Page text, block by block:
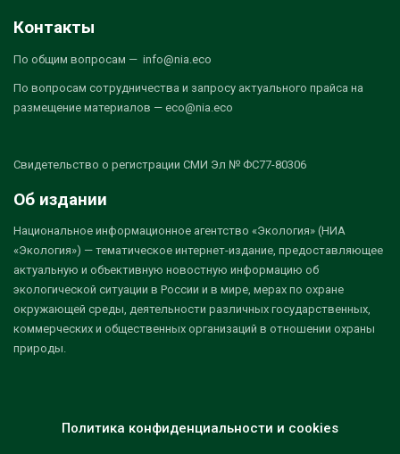
Контакты
По общим вопросам — info@nia.eco
По вопросам сотрудничества и запросу актуального прайса на
размещение материалов — eco@nia.eco
Свидетельство о регистрации СМИ Эл № ФС77-80306
Об издании
Национальное информационное агентство «Экология» (НИА
«Экология») — тематическое интернет-издание, предоставляющее
актуальную и объективную новостную информацию об
экологической ситуации в России и в мире, мерах по охране
окружающей среды, деятельности различных государственных,
коммерческих и общественных организаций в отношении охраны
природы.
Политика конфиденциальности и cookies